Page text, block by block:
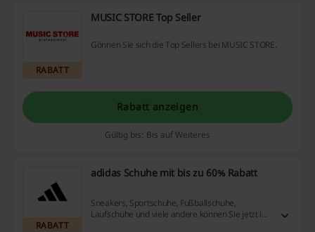
RABATT
MUSIC STORE Top Seller
Gönnen Sie sich die Top Sellers bei MUSIC STORE.
Rabatt anzeigen
Gültig bis: Bis auf Weiteres
RABATT
adidas Schuhe mit bis zu 60% Rabatt
Sneakers, Sportschuhe, Fußballschuhe,
Laufschuhe und viele andere können Sie jetzt im